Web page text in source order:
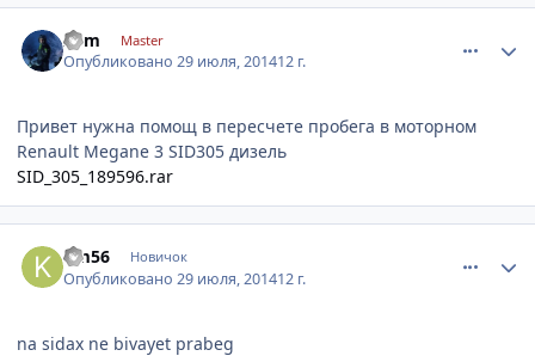
xom Master
Опубликовано29 июля, 201412 г.
Привет нужна помощ в пересчете пробега в моторном
Renault Megane 3 SID305 дизель
SID_305_189596.rar
km56 Новичок
Опубликовано29 июля, 201412 г.
na sidax ne bivayet prabeg